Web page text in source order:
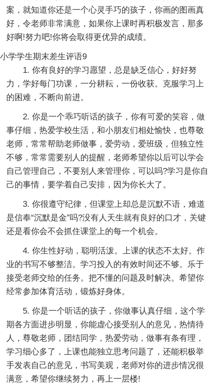
案，就知道你还是一个心灵手巧的孩子，你画的图画真
好，令老师非常满意，如果你上课时再积极发言，那多
好啊!努力吧!你将会取得更优异的成绩。
小学学生期末差生评语9
1. 你有良好的学习愿望，总是缺乏信心，好好努
力，学好每门功课，一分耕耘，一份收获。克服学习上
的困难，不断向前进。
2. 你是一个乖巧听话的孩子，你有可爱的笑容，做
事仔细，热爱学校生活，和小朋友们相处愉快，也尊敬
老师，常常帮助老师做事，爱劳动，爱班级，但独立性
不够，常常需要别人的提醒，老师希望你以后可以学会
自己管理自己，不要别人来管理你，可以吗?学习是你自
己的事情，要学着自己安排，因为你长大了。
3. 你很遵守纪律，但课堂上却总是沉默不语，难道
是信奉“沉默是金”吗?没有人天生就有良好的口才，关键
还是看你会不会抓住课堂上的每一个机会。
4. 你生性好动，聪明活泼。上课的状态不太好。作
业的书写不够整洁。学习投入的有效时间还不够。乐于
接受老师交给的任务。把不懂的问题及时解决。希望你
经常参加体育活动，锻炼好身体。
5. 你是一个听话的孩子，你做事认真仔细，这个学
期各方面进步明显，你能虚心接受别人的意见，热情待
人，尊敬老师，团结同学，热爱劳动，做事有条有理，
学习细心多了，上课也能独立思考问题了，还能积极举
手发表自己的意见，书写美观，老师对你的进步情况很
满意，希望你继续努力，再上一层楼!